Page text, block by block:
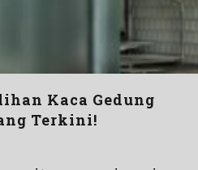
Kaca Gedung
Terkini!